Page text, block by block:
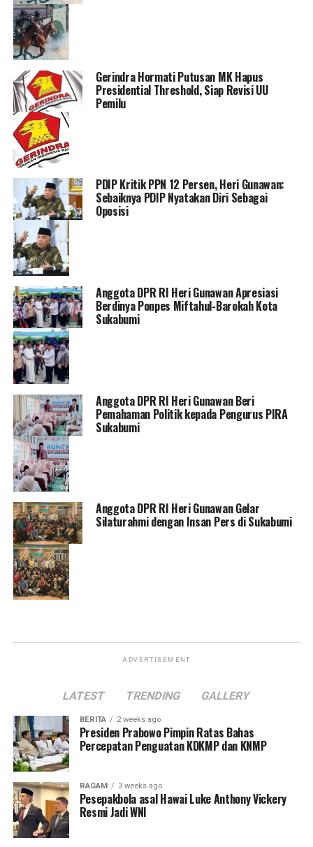
Gerindra Hormati Putusan MK Hapus
Presidential Threshold, Siap Revisi UU
Pemilu
PDIP Kritik PPN 12 Persen, Heri Gunawan:
Sebaiknya PDIP Nyatakan Diri Sebagai
Oposisi
Anggota DPR RI Heri Gunawan Apresiasi
Berdinya Ponpes Miftahul-Barokah Kota
Sukabumi
Anggota DPR RI Heri Gunawan Beri
Pemahaman Politik kepada Pengurus PIRA
Sukabumi
Anggota DPR RI Heri Gunawan Gelar
Silaturahmi dengan Insan Pers di Sukabumi
ADVERTISEMENT
LATEST TRENDING GALLERY
BERITA 2 weeks ago
Presiden Prabowo Pimpin Ratas Bahas
Percepatan Penguatan KDKMP dan KNMP
RAGAM 3 weeks ago
Pesepakbola asal Hawai Luke Anthony Vickery
Resmi Jadi WNI